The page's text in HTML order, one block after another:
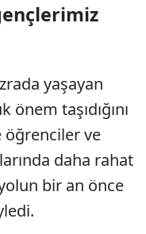
yaşayan
önem taşıdığını
öğrenciler ve
daha rahat
bir an önce